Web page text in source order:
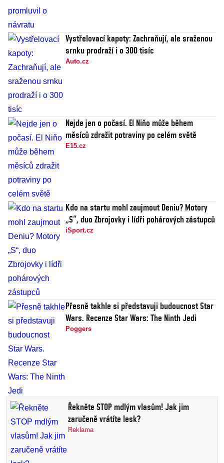
Vystřelovací kapoty: Zachraňují, ale sraženou
srnku prodraží i o 300 tisíc
Auto.cz
Nejde jen o počasí. El Niňo může během
měsíců zdražit potraviny po celém světě
E15.cz
Kdo na startu mohl zaujmout Deniu? Motory
„S“, duo Zbrojovky i lídři pohárových zástupců
iSport.cz
Přesně takhle si představuji budoucnost Star
Wars. Recenze Star Wars: The Ninth Jedi
Poggers
Řekněte STOP mdlým vlasům! Jak jim
zaručeně vrátíte lesk?
Reklama